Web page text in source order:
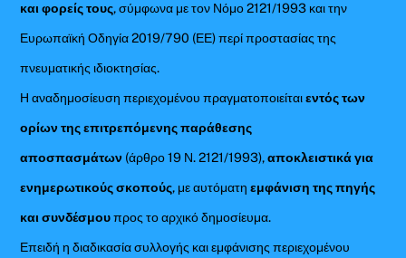
και φορείς τους, σύμφωνα με τον Νόμο 2121/1993 και την
Ευρωπαϊκή Οδηγία 2019/790 (ΕΕ) περί προστασίας της
πνευματικής ιδιοκτησίας.
Η αναδημοσίευση περιεχομένου πραγματοποιείταιεντός των
ορίων της επιτρεπόμενης παράθεσης
αποσπασμάτων (άρθρο 19 Ν. 2121/1993),αποκλειστικά για
ενημερωτικούς σκοπούς, με αυτόματηεμφάνιση της πηγής
και συνδέσμουπρος το αρχικό δημοσίευμα.
Επειδή η διαδικασία συλλογής και εμφάνισης περιεχομένου